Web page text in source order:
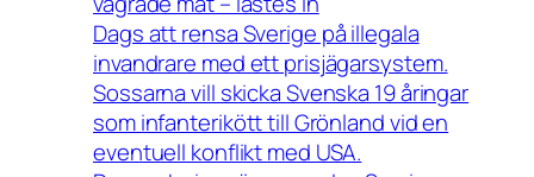
Dags att rensa Sverige på illegala
invandrare med ett prisjägarsystem.
Sossarna vill skicka Svenska 19 åringar
som infanterikött till Grönland vid en
eventuell konflikt med USA.